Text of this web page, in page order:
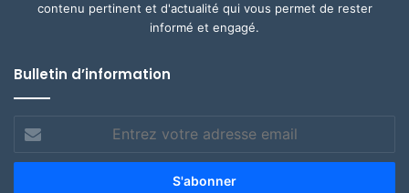
contenu pertinent et d'actualité qui vous permet de rester
informé et engagé.
Bulletin d’information
votre
adresse